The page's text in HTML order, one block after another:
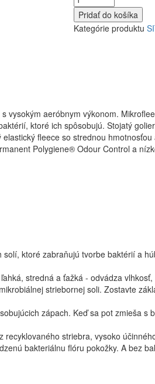
Pridať do košíka
Kategórie produktu
vysokým aeróbnym výkonom.
ktoré ich spôsobujú. Stojatý
fleece so strednou
Polygiene® Odour Control a
ktoré zabraňujú tvorbe baktérií a
stredná a ťažká - odvádza
striebornej soli. Zostavte
zápach. Keď sa pot zmieša s
striebra, vysoko
bakteriálnu flóru pokožky. A bez